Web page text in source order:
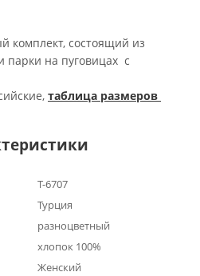
комплект, состоящий из
парки на пуговицах с
таблица размеров
Т-6707
Турция
разноцветный
хлопок 100%
Женский